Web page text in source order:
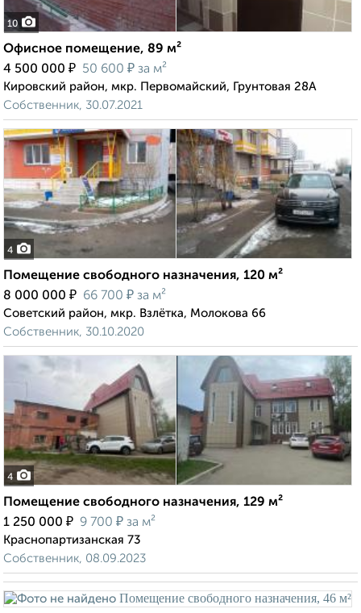
10
Офисное помещение, 89 м²
4 500 000 ₽ 50 600 ₽ за м²
Кировский район, мкр. Первомайский, Грунтовая 28А
Собственник, 30.07.2021
4
Помещение свободного назначения, 120 м²
8 000 000 ₽ 66 700 ₽ за м²
Советский район, мкр. Взлётка, Молокова 66
Собственник, 30.10.2020
4
Помещение свободного назначения, 129 м²
1 250 000 ₽ 9 700 ₽ за м²
Краснопартизанская 73
Собственник, 08.09.2023